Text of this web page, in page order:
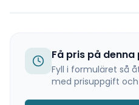
Få pris på
Fyll i formuläret så
med prisuppgift